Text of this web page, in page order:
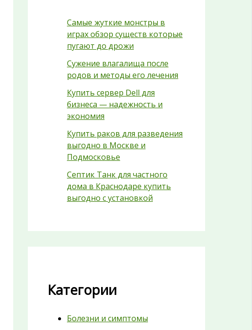
Самые жуткие монстры в
играх обзор существ которые
пугают до дрожи
Сужение влагалища после
родов и методы его лечения
Купить сервер Dell для
бизнеса — надежность и
экономия
Купить раков для разведения
выгодно в Москве и
Подмосковье
Септик Танк для частного
дома в Краснодаре купить
выгодно с установкой
Категории
Болезни и симптомы